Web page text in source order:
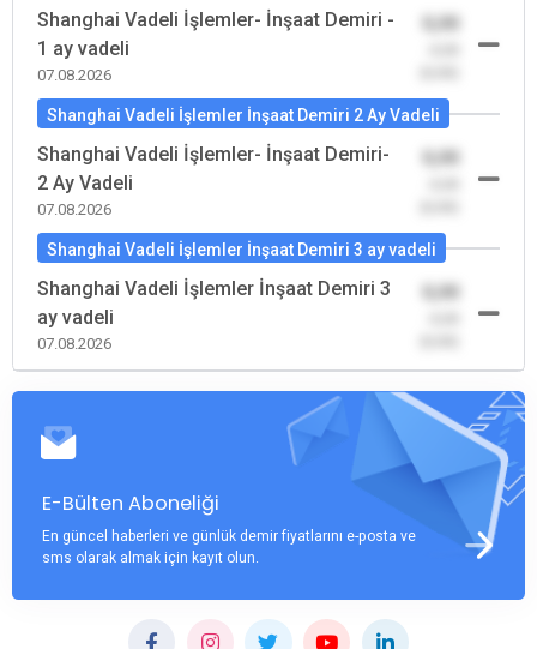
Shanghai Vadeli İşlemler- İnşaat Demiri -
1 ay vadeli
07.08.2026
0,00
Shanghai Vadeli İşlemler İnşaat Demiri 2 Ay Vadeli
Shanghai Vadeli İşlemler- İnşaat Demiri-
2 Ay Vadeli
07.08.2026
0,00
Shanghai Vadeli İşlemler İnşaat Demiri 3 ay vadeli
Shanghai Vadeli İşlemler İnşaat Demiri 3
ay vadeli
07.08.2026
0,00
E-Bülten Aboneliği
En güncel haberleri ve günlük demir fiyatlarını e-posta ve
sms olarak almak için kayıt olun.